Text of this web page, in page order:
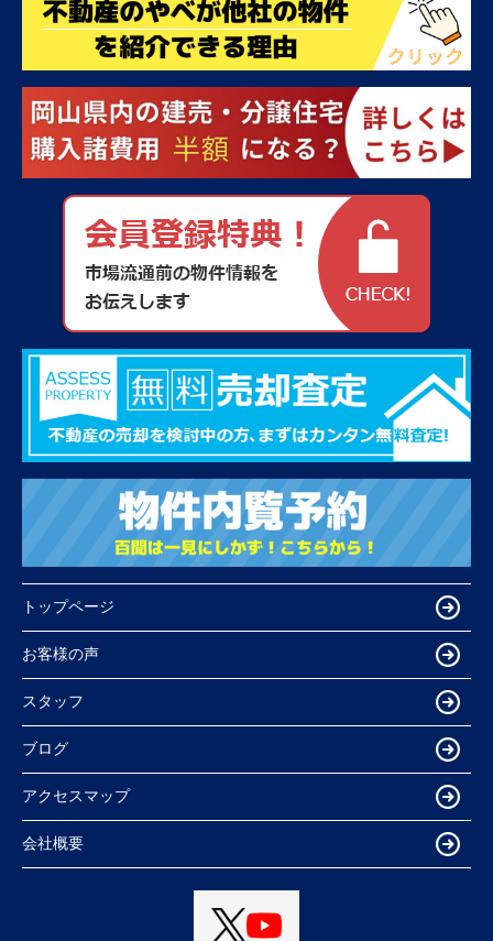
トップページ
お客様の声
スタッフ
ブログ
アクセスマップ
会社概要